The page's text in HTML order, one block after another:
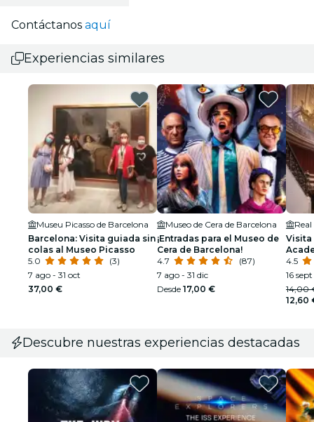
Contáctanos aquí
Experiencias similares
Museu Picasso de Barcelona
Barcelona: Visita guiada sin
colas al Museo Picasso
5.0
(3)
7 ago - 31 oct
37,00 €
Museo de Cera de Barcelona
¡Entradas para el Museo de
Cera de Barcelona!
4.7
(87)
7 ago - 31 dic
Desde 17,00 €
Visita
4.5
16
14,00
12,60
Descubre nuestras experiencias destacadas